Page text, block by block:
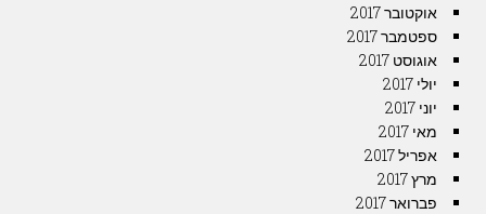
אוקטובר 2017
ספטמבר 2017
אוגוסט 2017
יולי 2017
יוני 2017
מאי 2017
אפריל 2017
מרץ 2017
פברואר 2017